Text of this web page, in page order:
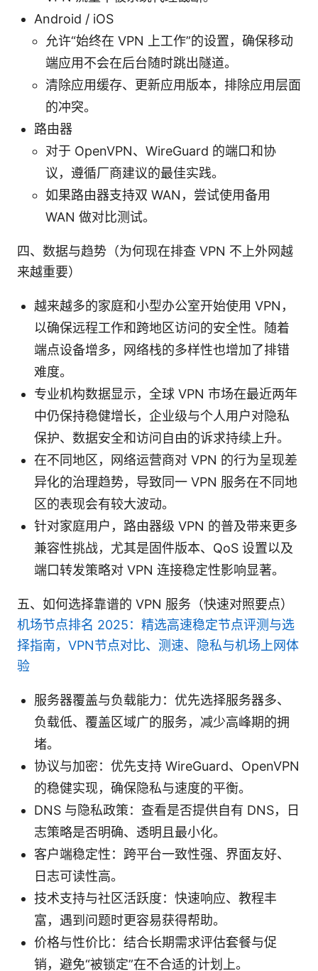
Android / iOS
允许“始终在 VPN 上工作”的设置，确保移动
端应用不会在后台随时跳出隧道。
清除应用缓存、更新应用版本，排除应用层面
的冲突。
路由器
对于 OpenVPN、WireGuard 的端口和协
议，遵循厂商建议的最佳实践。
如果路由器支持双 WAN，尝试使用备用
WAN 做对比测试。
四、数据与趋势（为何现在排查 VPN 不上外网越
来越重要）
越来越多的家庭和小型办公室开始使用 VPN，
以确保远程工作和跨地区访问的安全性。随着
端点设备增多，网络栈的多样性也增加了排错
难度。
专业机构数据显示，全球 VPN 市场在最近两年
中仍保持稳健增长，企业级与个人用户对隐私
保护、数据安全和访问自由的诉求持续上升。
在不同地区，网络运营商对 VPN 的行为呈现差
异化的治理趋势，导致同一 VPN 服务在不同地
区的表现会有较大波动。
针对家庭用户，路由器级 VPN 的普及带来更多
兼容性挑战，尤其是固件版本、QoS 设置以及
端口转发策略对 VPN 连接稳定性影响显著。
五、如何选择靠谱的 VPN 服务（快速对照要点）
机场节点排名 2025：精选高速稳定节点评测与选
择指南，VPN节点对比、测速、隐私与机场上网体
验
服务器覆盖与负载能力：优先选择服务器多、
负载低、覆盖区域广的服务，减少高峰期的拥
堵。
协议与加密：优先支持 WireGuard、OpenVPN
的稳健实现，确保隐私与速度的平衡。
DNS 与隐私政策：查看是否提供自有 DNS，日
志策略是否明确、透明且最小化。
客户端稳定性：跨平台一致性强、界面友好、
日志可读性高。
技术支持与社区活跃度：快速响应、教程丰
富，遇到问题时更容易获得帮助。
价格与性价比：结合长期需求评估套餐与促
销，避免“被锁定”在不合适的计划上。